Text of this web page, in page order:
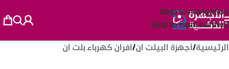
Skip to navigation
Skip to main content
الرئيسية/أجهزة البيلت ان/أفران كهرباء بلت ان